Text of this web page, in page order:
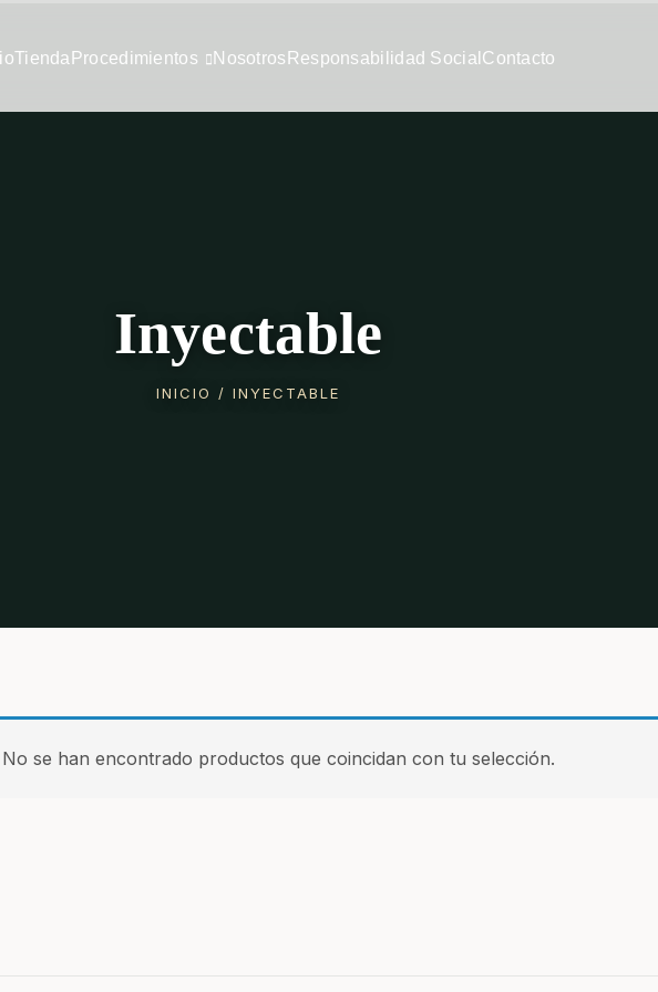
Tienda Procedimientos Nosotros Responsabilidad Social Contacto
Inyectable
INICIO / INYECTABLE
se han encontrado productos que coincidan con tu selección.